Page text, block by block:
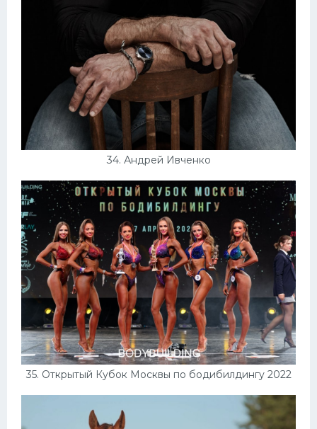
34. Андрей Ивченко
35. Открытый Кубок Москвы по бодибилдингу 2022